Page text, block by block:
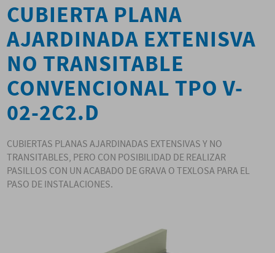
CUBIERTA PLANA
AJARDINADA EXTENISVA
NO TRANSITABLE
CONVENCIONAL TPO V-
02-2C2.D
CUBIERTAS PLANAS AJARDINADAS EXTENSIVAS Y NO
TRANSITABLES, PERO CON POSIBILIDAD DE REALIZAR
PASILLOS CON UN ACABADO DE GRAVA O TEXLOSA PARA EL
PASO DE INSTALACIONES.